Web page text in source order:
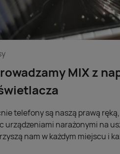
MIX z
telefony są naszą prawą
urządzeniami narażonymi na
nam w każdym miejscu i